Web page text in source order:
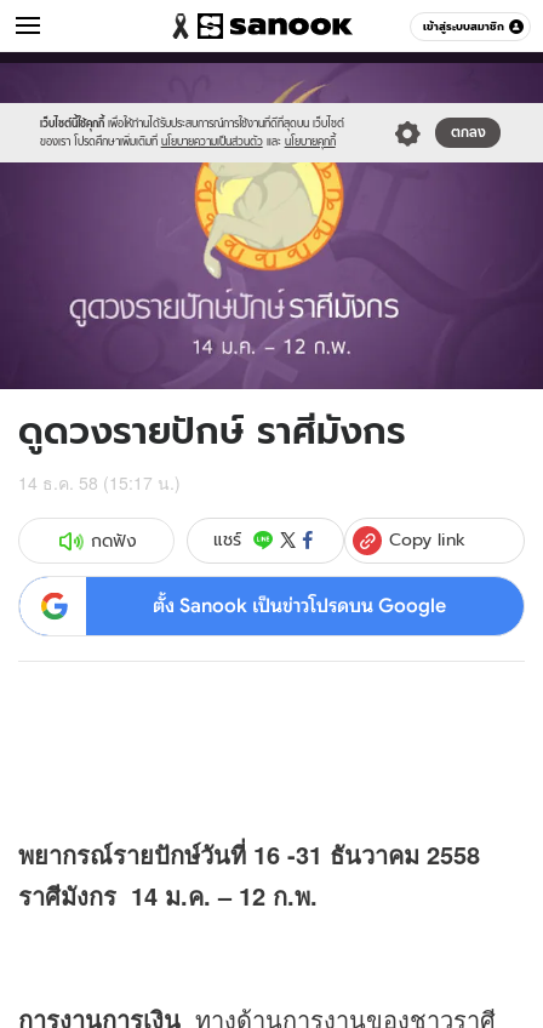
เข้าสู่ระบบสมาชิก
ดูดวง หมวดอื่นๆ
เว็บไซต์นี้ใช้คุกกี้ เพื่อให้ท่านได้รับประสบการณ์การใช้งานที่ดีที่สุดบน เว็บไซต์
ของเรา โปรดศึกษาเพิ่มเติมที่ นโยบายความเป็นส่วนตัว และ นโยบายคุกกี้
ตกลง
new-
sanook.png
//s.isanook.com/ho/0/ud/fxd/fortnightly/010_capricorn.jpg
ดูดวงรายปักษ์ ราศีมังกร
14 ธ.ค. 58 (15:17 น.)
กดฟัง แชร์ Copy link
ตั้ง Sanook เป็นข่าวโปรดบน Google
พยากรณ์รายปักษ์วันที่ 16 -31 ธันวาคม 2558
ราศีมังกร 14 ม.ค. – 12 ก.พ.
การงานการเงิน ทางด้านการงานของชาวราศี